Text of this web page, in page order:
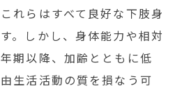
れらはすべて良好な下肢身
。しかし、身体能力や相対
期以降、加齢とともに低
生活活動の質を損なう可